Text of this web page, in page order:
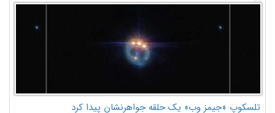
تلسکوپ «جیمز وب» یک حلقه جواهرنشان پیدا کرد